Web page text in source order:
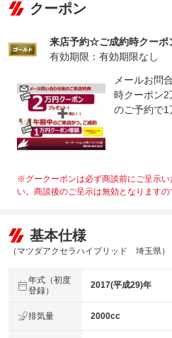
クーポン
来店予約☆ご成約時クーポ
有効期限：有効期限なし
メールお問
時クーポン2
のご予約で1
※グークーポンは必ず商談前にご呈示
い。商談後のご呈示は無効となりますの
基本仕様
（マツダアクセラハイブリッド 埼玉県）
年式（初度
登録）
2017(平成29)年
排気量 2000cc